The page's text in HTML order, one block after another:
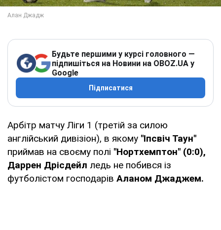
Будьте першими у курсі головного —
підпишіться на Новини на OBOZ.UA у
Google
Підписатися
Арбітр матчу Ліги 1 (третій за силою
англійський дивізіон), в якому "Іпсвіч Таун"
приймав на своєму полі "Нортхемптон" (0:0),
Даррен Дрісдейл ледь не побився із
футболістом господарів Аланом Джаджем.